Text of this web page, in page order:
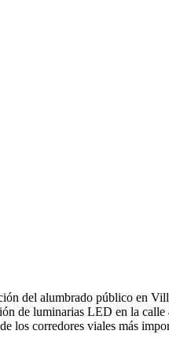
del alumbrado público en
de luminarias LED en la calle
los corredores viales más